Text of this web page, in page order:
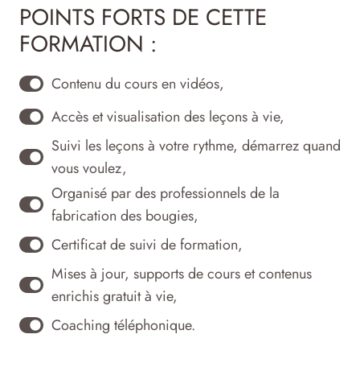
POINTS FORTS DE CETTE
FORMATION :
Contenu du cours en vidéos,
Accès et visualisation des leçons à vie,
Suivi les leçons à votre rythme, démarrez quand
vous voulez,
Organisé par des professionnels de la
fabrication des bougies,
Certificat de suivi de formation,
Mises à jour, supports de cours et contenus
enrichis gratuit à vie,
Coaching téléphonique.